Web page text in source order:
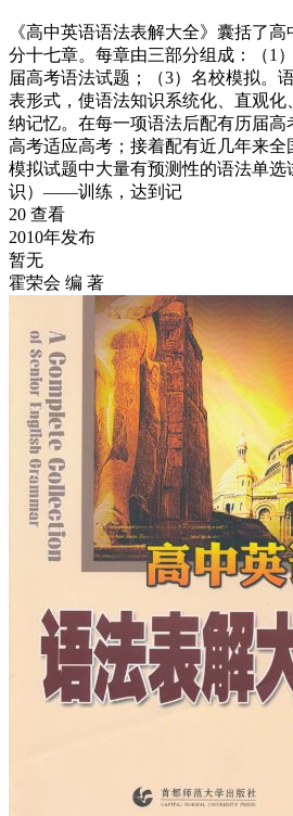
《高中英语语法表解大全》囊括了
分十七章。每章由三部分组成：（1
届高考语法试题；（3）名校模拟。
表形式，使语法知识系统化、直观化
纳记忆。在每一项语法后配有历届
高考适应高考；接着配有近几年来
模拟试题中大量有预测性的语法单
识）——训练，达到记
20 查看
2010年发布
暂无
霍荣会 编 著